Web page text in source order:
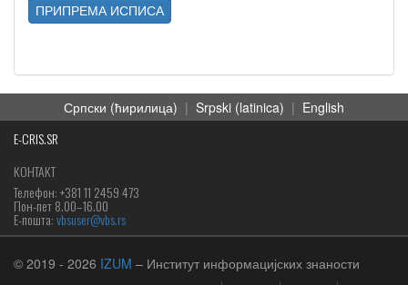
ПРИПРЕМА ИСПИСА
Српски (ћирилица) | Srpski (latinica) | English
E-CRIS.SR
КОНТАКТ
Телефон: +381 11 2459 473
Пон-пет 8.00–16.00
Е-пошта:vbsuser@vbs.rs
© 2019 - 2026 IZUM – Институт информацијских знаности